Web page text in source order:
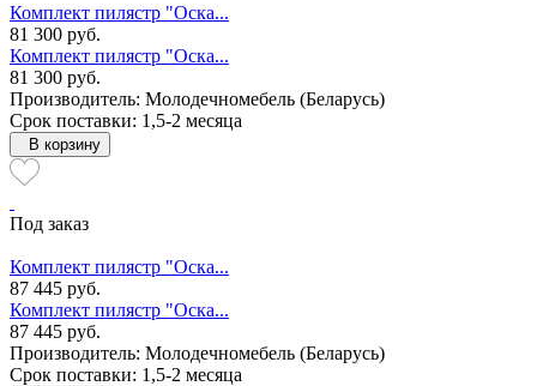
Комплект пилястр "Оска...
81 300 руб.
Комплект пилястр "Оска...
81 300 руб.
Производитель: Молодечномебель (Беларусь)
Срок поставки: 1,5-2 месяца
В корзину
Под заказ
Комплект пилястр "Оска...
87 445 руб.
Комплект пилястр "Оска...
87 445 руб.
Производитель: Молодечномебель (Беларусь)
Срок поставки: 1,5-2 месяца